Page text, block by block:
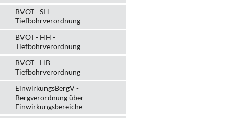
BVOT - SH -
Tiefbohrverordnung
BVOT - HH -
Tiefbohrverordnung
BVOT - HB -
Tiefbohrverordnung
EinwirkungsBergV -
Bergverordnung über
Einwirkungsbereiche